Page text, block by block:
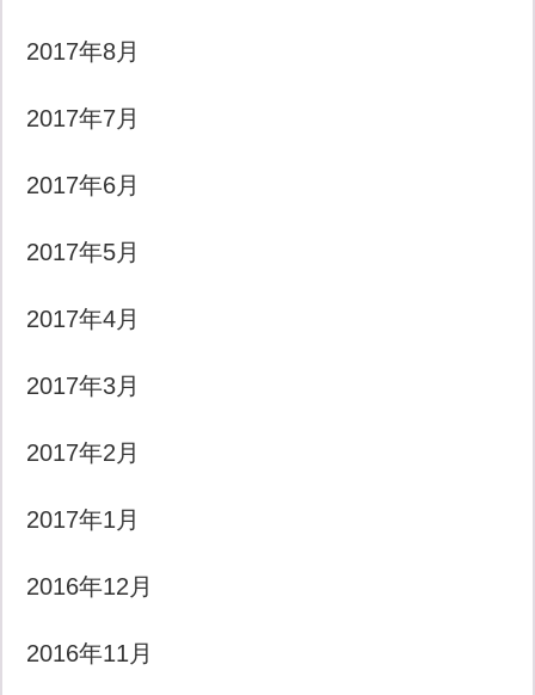
2017年8月
2017年7月
2017年6月
2017年5月
2017年4月
2017年3月
2017年2月
2017年1月
2016年12月
2016年11月